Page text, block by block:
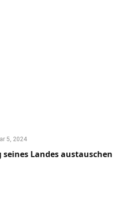
5, 2024
Landes austauschen